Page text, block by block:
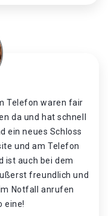
Telefon waren fair
da und hat schnell
ein neues Schloss
und am Telefon
ist auch bei dem
freundlich und
Notfall anrufen
eine!